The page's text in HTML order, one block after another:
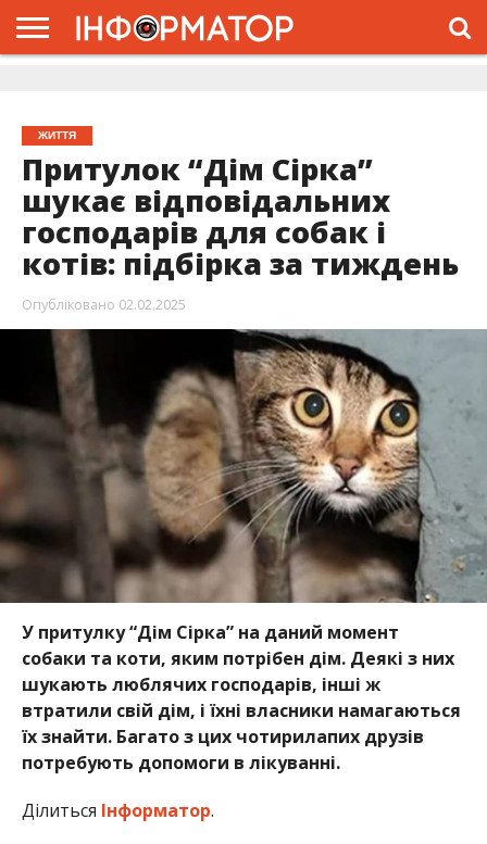
ЖИТТЯ
Притулок “Дім Сірка”
шукає відповідальних
господарів для собак і
котів: підбірка за тиждень
Опубліковано 02.02.2025
У притулку “Дім Сірка” на даний момент
собаки та коти, яким потрібен дім. Деякі з них
шукають люблячих господарів, інші ж
втратили свій дім, і їхні власники намагаються
їх знайти. Багато з цих чотирилапих друзів
потребують допомоги в лікуванні.
Ділиться Інформатор.